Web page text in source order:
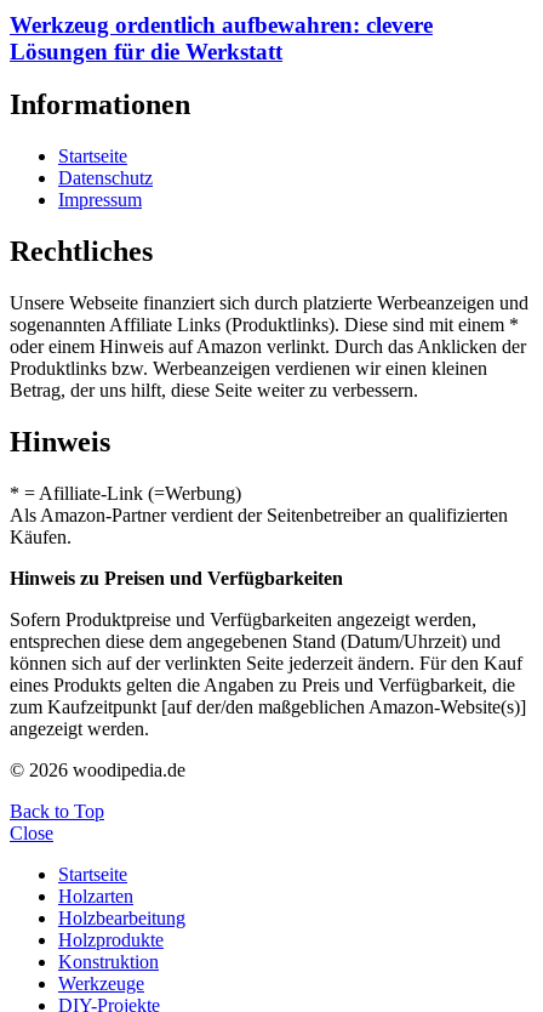
Werkzeug ordentlich aufbewahren: clevere
Lösungen für die Werkstatt
Informationen
Startseite
Datenschutz
Impressum
Rechtliches
Unsere Webseite finanziert sich durch platzierte Werbeanzeigen und
sogenannten Affiliate Links (Produktlinks). Diese sind mit einem *
oder einem Hinweis auf Amazon verlinkt. Durch das Anklicken der
Produktlinks bzw. Werbeanzeigen verdienen wir einen kleinen
Betrag, der uns hilft, diese Seite weiter zu verbessern.
Hinweis
* = Afilliate-Link (=Werbung)
Als Amazon-Partner verdient der Seitenbetreiber an qualifizierten
Käufen.
Hinweis zu Preisen und Verfügbarkeiten
Sofern Produktpreise und Verfügbarkeiten angezeigt werden,
entsprechen diese dem angegebenen Stand (Datum/Uhrzeit) und
können sich auf der verlinkten Seite jederzeit ändern. Für den Kauf
eines Produkts gelten die Angaben zu Preis und Verfügbarkeit, die
zum Kaufzeitpunkt [auf der/den maßgeblichen Amazon-Website(s)]
angezeigt werden.
© 2026 woodipedia.de
Back to Top
Close
Startseite
Holzarten
Holzbearbeitung
Holzprodukte
Konstruktion
Werkzeuge
DIY-Projekte